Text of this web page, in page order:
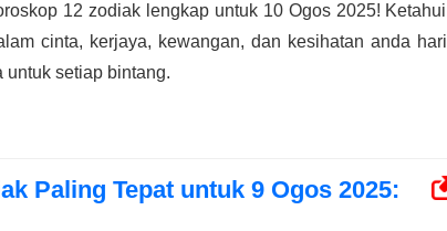
12 zodiak lengkap untuk 10 Ogos 2025! Ketahui
cinta, kerjaya, kewangan, dan kesihatan anda hari
untuk setiap bintang.
Paling Tepat untuk 9 Ogos 2025: